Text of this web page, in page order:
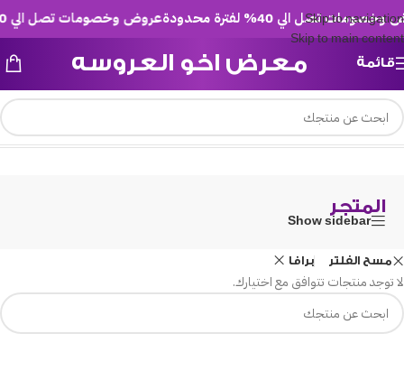
Skip to navigation
Skip to main content
عروض وخصومات تصل الي 40% لفترة محدودة تصل الي 40% لفترة محدودة
قائمة معرض اخو العروسه
الرئيسية/المتجر
المتجر
Show sidebar
مسح الفلتر برافا
لا توجد منتجات تتوافق مع اختيارك.